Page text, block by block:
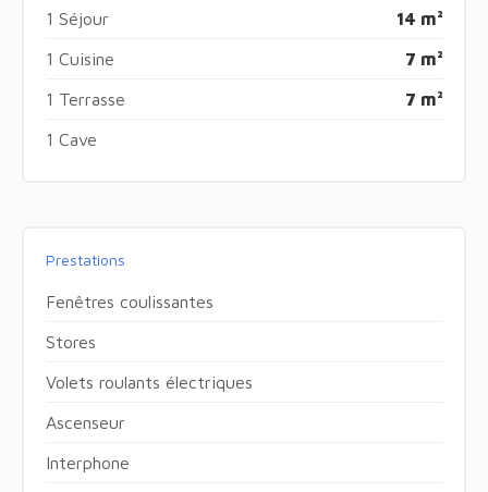
1 Séjour 14 m²
1 Cuisine 7 m²
1 Terrasse 7 m²
1 Cave
Prestations
Fenêtres coulissantes
Stores
Volets roulants électriques
Ascenseur
Interphone